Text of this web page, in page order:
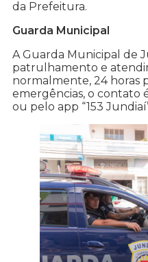
da Prefeitura.
Guarda Municipal
A Guarda Municipal de
patrulhamento e
normalmente, 24 horas
emergências, o contato
ou pelo app “153